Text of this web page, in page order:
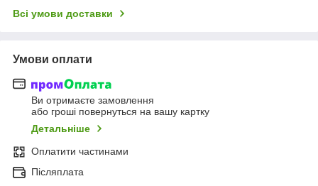
Всі умови доставки
Умови оплати
Ви отримаєте замовлення
або гроші повернуться на вашу картку
Детальніше
Оплатити частинами
Післяплата